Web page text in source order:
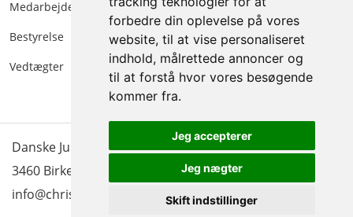
forbedre din oplevelse på vores
website, til at vise personaliseret
indhold, målrettede annoncer og
til at forstå hvor vores besøgende
kommer fra.
Jeg accepterer
Jeg nægter
Skift indstillinger
Medarbejdere
Bestyrelse
Vedtægter
Danske Juletræer - træer & grønt | Blokken 15 | DK-
3460 Birkerød |
Tlf.: 45 35 24 12|
info@christmastree.dk